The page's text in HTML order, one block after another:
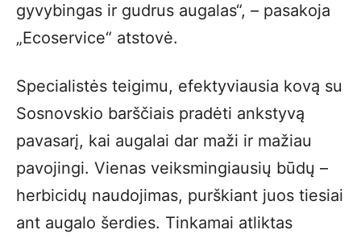
gyvybingas ir gudrus augalas“, – pasakoja
„Ecoservice“ atstovė.
Specialistės teigimu, efektyviausia kovą su
Sosnovskio barščiais pradėti ankstyvą
pavasarį, kai augalai dar maži ir mažiau
pavojingi. Vienas veiksmingiausių būdų –
herbicidų naudojimas, purškiant juos tiesiai
ant augalo šerdies. Tinkamai atliktas